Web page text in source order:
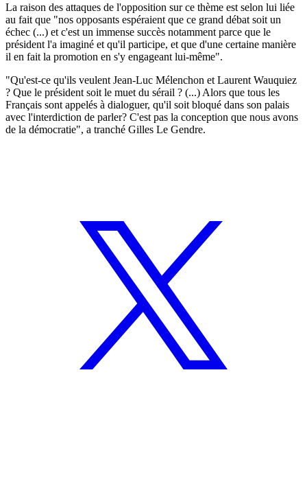
La raison des attaques de l'opposition sur ce thème est selon lui liée
au fait que "nos opposants espéraient que ce grand débat soit un
échec (...) et c'est un immense succès notamment parce que le
président l'a imaginé et qu'il participe, et que d'une certaine manière
il en fait la promotion en s'y engageant lui-même".
"Qu'est-ce qu'ils veulent Jean-Luc Mélenchon et Laurent Wauquiez
? Que le président soit le muet du sérail ? (...) Alors que tous les
Français sont appelés à dialoguer, qu'il soit bloqué dans son palais
avec l'interdiction de parler? C'est pas la conception que nous avons
de la démocratie", a tranché Gilles Le Gendre.